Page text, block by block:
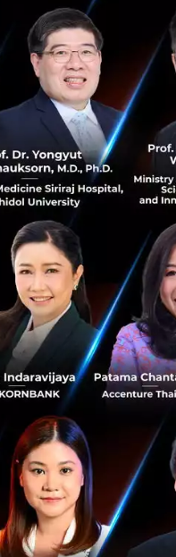
ที่เป็นบริษัทแม่ของ
ไม่ว่าจะเป็น
นมาโดยตลอด รวมไปถึง
ถึงบริษัทอื่น ๆ ที่ไม่ใช่บริ
รคือแรงจูงใจและควา
มพันกับ AI? ผู้เขียนอย่าง
ำเป็นต้องมีการล
นหมดหน้าตักกับ